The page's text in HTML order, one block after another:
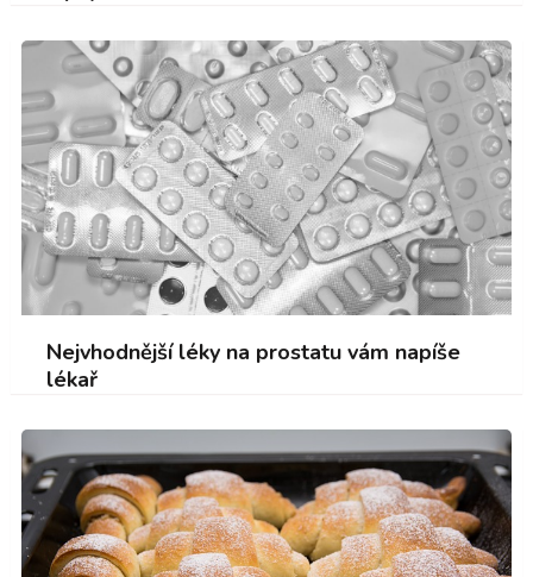
Nejvhodnější léky na prostatu vám napíše
lékař